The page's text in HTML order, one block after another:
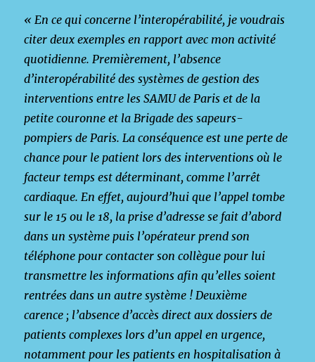
« En ce qui concerne l’interopérabilité, je voudrais
citer deux exemples en rapport avec mon activité
quotidienne. Premièrement, l’absence
d’interopérabilité des systèmes de gestion des
interventions entre les SAMU de Paris et de la
petite couronne et la Brigade des sapeurs-
pompiers de Paris. La conséquence est une perte de
chance pour le patient lors des interventions où le
facteur temps est déterminant, comme l’arrêt
cardiaque. En effet, aujourd’hui que l’appel tombe
sur le 15 ou le 18, la prise d’adresse se fait d’abord
dans un système puis l’opérateur prend son
téléphone pour contacter son collègue pour lui
transmettre les informations afin qu’elles soient
rentrées dans un autre système ! Deuxième
carence ; l’absence d’accès direct aux dossiers de
patients complexes lors d’un appel en urgence,
notamment pour les patients en hospitalisation à